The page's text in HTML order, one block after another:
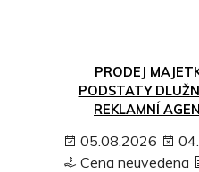
PRODEJ
PODSTATY
REKLAMNÍ
05.08.2026
Cena neuvedena